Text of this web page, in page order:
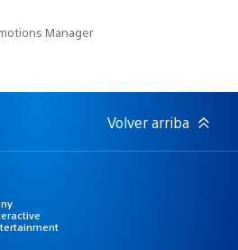
Manager
Volver arriba